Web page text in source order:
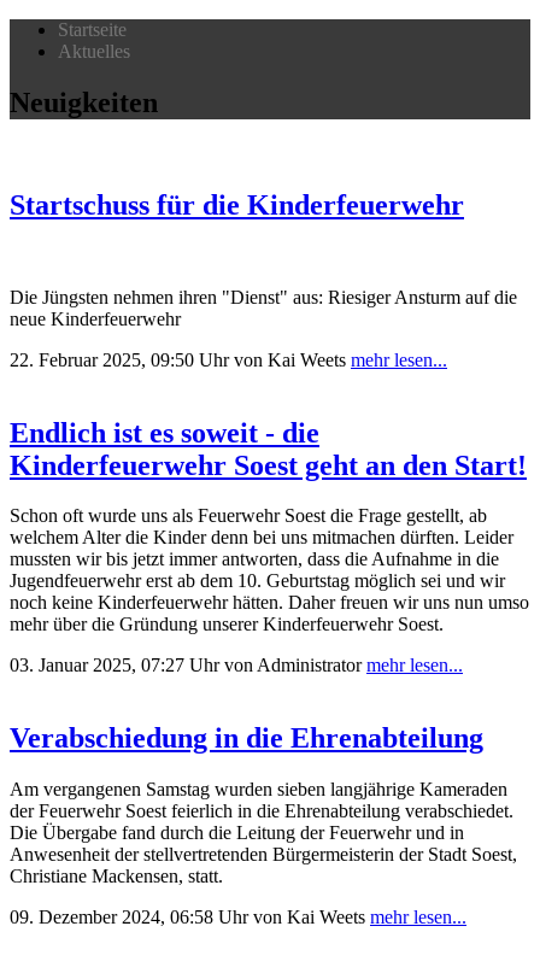
Startseite
Aktuelles
Neuigkeiten
Startschuss für die Kinderfeuerwehr
Die Jüngsten nehmen ihren "Dienst" aus: Riesiger Ansturm auf die
neue Kinderfeuerwehr
22. Februar 2025, 09:50 Uhr von Kai Weets mehr lesen...
Endlich ist es soweit - die
Kinderfeuerwehr Soest geht an den Start!
Schon oft wurde uns als Feuerwehr Soest die Frage gestellt, ab
welchem Alter die Kinderdenn bei uns mitmachen dürften. Leider
mussten wir bis jetzt immerantworten, dass die Aufnahme in die
Jugendfeuerwehr erst ab dem 10. Geburtstag möglich sei und wir
noch keine Kinderfeuerwehr hätten. Daher freuen wir uns nun umso
mehr über die Gründung unsererKinderfeuerwehr Soest.
03. Januar 2025, 07:27 Uhr von Administrator mehr lesen...
Verabschiedung in die Ehrenabteilung
Am vergangenen Samstag wurden sieben langjährige Kameraden
der Feuerwehr Soest feierlich in die Ehrenabteilung verabschiedet.
Die Übergabe fand durch die Leitung der Feuerwehr und in
Anwesenheit der stellvertretenden Bürgermeisterin der Stadt Soest,
Christiane Mackensen, statt.
09. Dezember 2024, 06:58 Uhr von Kai Weets mehr lesen...